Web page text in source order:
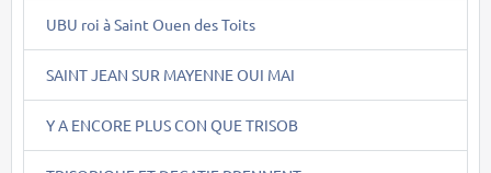
UBU roi à Saint Ouen des Toits
SAINT JEAN SUR MAYENNE OUI MAI
Y A ENCORE PLUS CON QUE TRISOB